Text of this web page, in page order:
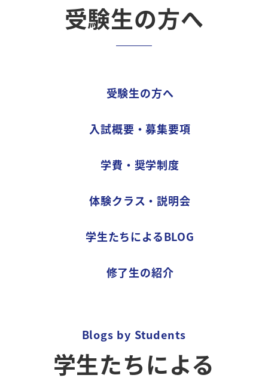
受験生の方へ
受験生の方へ
入試概要・募集要項
学費・奨学制度
体験クラス・説明会
学生たちによるBLOG
修了生の紹介
Blogs by Students
学生たちによる